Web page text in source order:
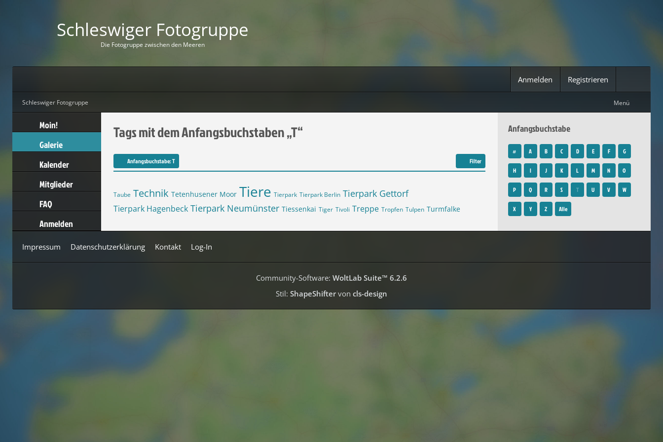
Schleswiger Fotogruppe
Die Fotogruppe zwischenden Meeren
Anmelden Registrieren
Schleswiger Fotogruppe Menü
Moin!
Galerie
Kalender
Mitglieder
FAQ
Anmelden
Tags mit dem Anfangsbuchstaben „T“
Anfangsbuchstabe: T Filter
Taube Technik Tetenhusener Moor Tiere Tierpark Tierpark Berlin Tierpark Gettorf
Tierpark Hagenbeck Tierpark Neumünster Tiessenkai Tiger Tivoli Treppe Tropfen Tulpen Turmfalke
Anfangsbuchstabe
# A B C D E F G
H I J K L M N O
P Q R S T U V W
X Y Z Alle
Impressum Datenschutzerklärung Kontakt Log-In
Community-Software: WoltLab Suite™ 6.2.6
Stil: ShapeShiftervon cls-design